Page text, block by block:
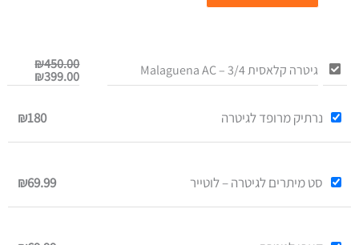
גיטרה קלאסית 3/4 – Malaguena AC ₪450.00 המחיר
המקורי
היה:
₪399.00
המחיר
הנוכחי
הוא:
נרתיק מרופד לגיטרה ₪180
סט מיתרים לגיטרה – לוטייר ₪69.99